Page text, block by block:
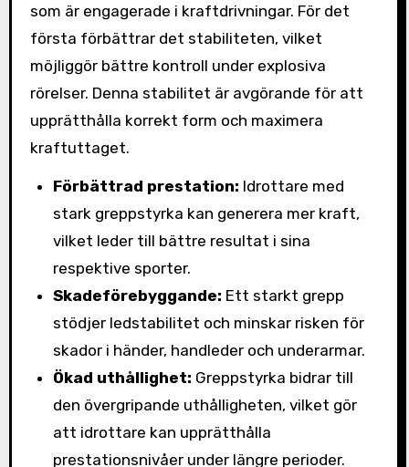
som är engagerade i kraftdrivningar. För det
första förbättrar det stabiliteten, vilket
möjliggör bättre kontroll under explosiva
rörelser. Denna stabilitet är avgörande för att
upprätthålla korrekt form och maximera
kraftuttaget.
Förbättrad prestation: Idrottare med
stark greppstyrka kan generera mer kraft,
vilket leder till bättre resultat i sina
respektive sporter.
Skadeförebyggande: Ett starkt grepp
stödjer ledstabilitet och minskar risken för
skador i händer, handleder och underarmar.
Ökad uthållighet: Greppstyrka bidrar till
den övergripande uthålligheten, vilket gör
att idrottare kan upprätthålla
prestationsnivåer under längre perioder.